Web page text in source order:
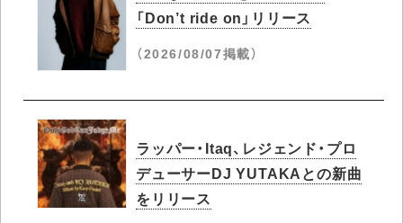
「Don’t ride on」リリース
（2026/08/07掲載）
ラッパー・Itaq、レジェンド・プロ
デューサーDJ YUTAKAとの新曲
をリリース